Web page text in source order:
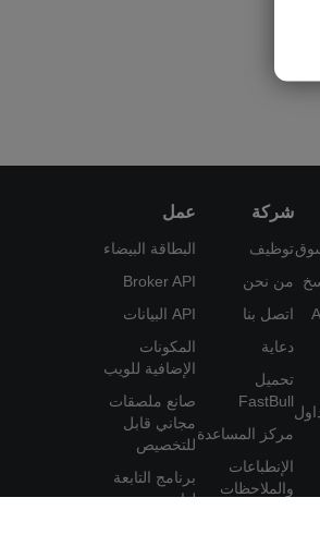
شركة
توظيف
من نحن
اتصل بنا
دعاية
تحميل
FastBull
مركز المساعدة
الإنطباعات
والملاحظات
عمل
البطاقة البيضاء
Broker API
API البيانات
المكونات
الإضافية للويب
صانع ملصقات
مجاني قابل
للتخصيص
برنامج التابعة
لها